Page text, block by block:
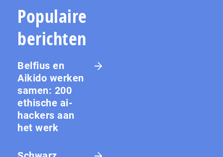
Populaire
berichten
Belfius en
Aikido werken
samen: 200
ethische ai-
hackers aan
het werk